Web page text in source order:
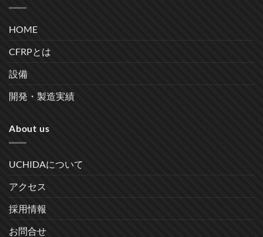
HOME
CFRPとは
設備
開発・製造実績
About us
UCHIDAについて
アクセス
採用情報
お問合せ